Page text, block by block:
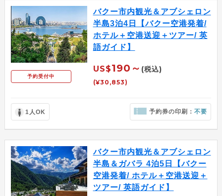
予約受付中
バクー市内観光＆アブシェロン
半島3泊4日【バクー空港発着/
ホテル＋空港送迎＋ツアー/ 英
語ガイド】
US$190～ (税込)
(¥30,853)
1人OK 予約券の印刷：不要
バクー市内観光＆アブシェロン
半島＆ガバラ 4泊5日【バクー
空港発着/ ホテル＋空港送迎＋
ツアー/ 英語ガイド】